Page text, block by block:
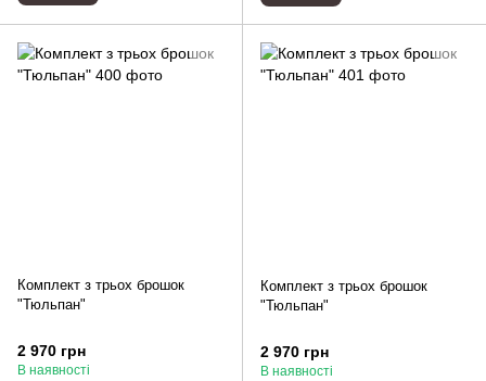
Комплект з трьох брошок
"Тюльпан"
2 970 грн
В наявності
Комплект з трьох брошок
"Тюльпан"
2 970 грн
В наявності